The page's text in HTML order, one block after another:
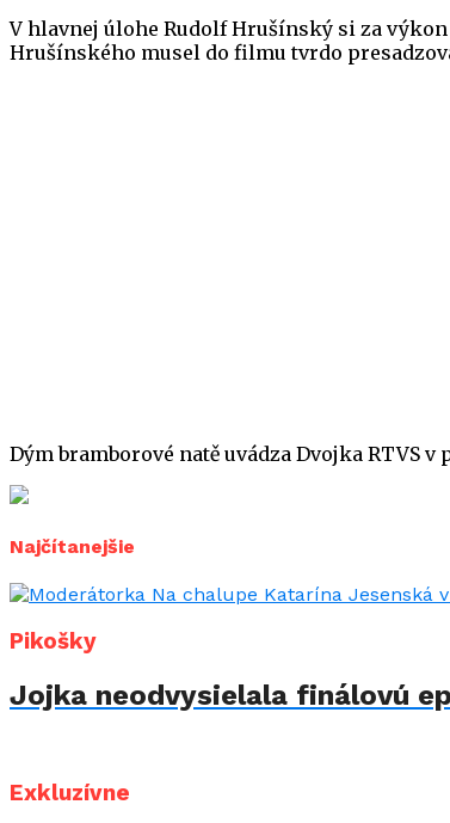
V hlavnej úlohe Rudolf Hrušínský si za
Hrušínského musel do filmu tvrdo
Dým bramborové natě uvádza Dvojka RTVS v
Najčítanejšie
Pikošky
Jojka neodvysielala finálovú
Exkluzívne